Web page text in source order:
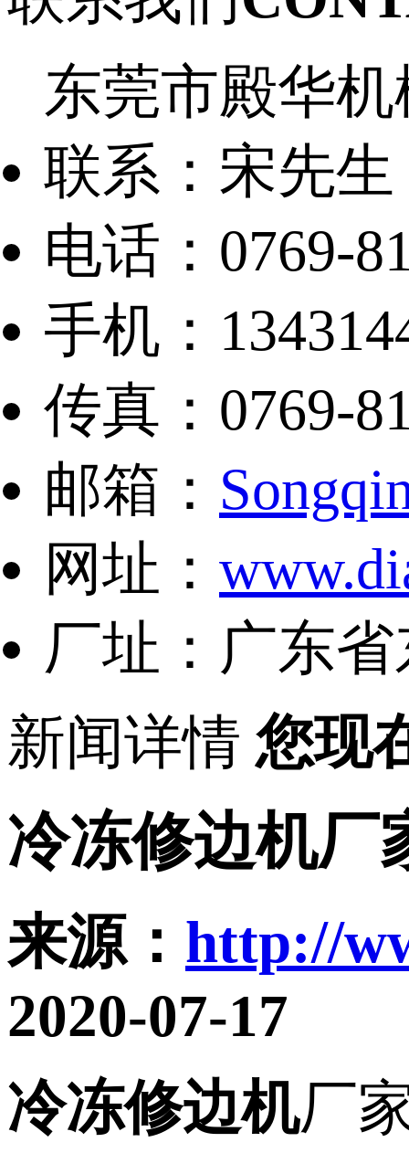
东莞市殿华
联系：宋先生
电话：0769-
手机：
传真：0769-
邮箱：
网址：
厂址：广东
新闻详情 您现
冷冻修边机厂
来源： http://
2020-07-17
冷冻修边机厂